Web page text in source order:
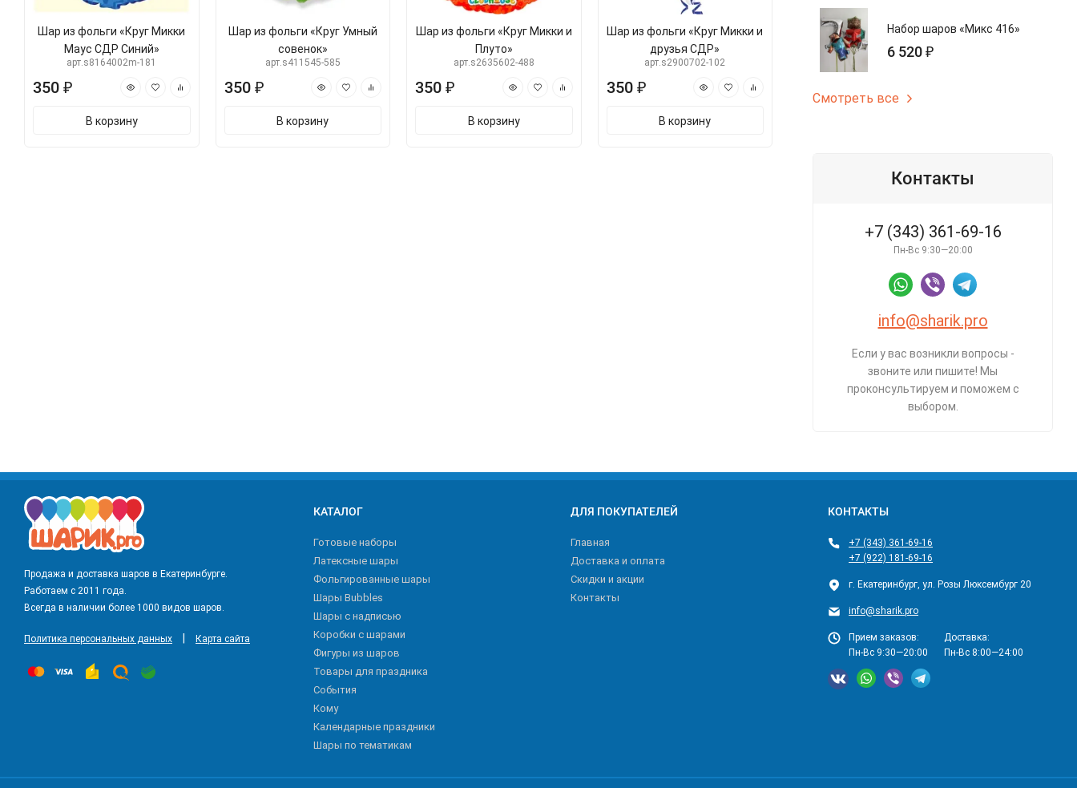
Шар из фольги «Круг Микки
Маус СДР Синий»
арт.s8164002m-181
350 ₽
В корзину
Шар из фольги «Круг Умный
совенок»
арт.s411545-585
350 ₽
В корзину
Шар из фольги «Круг Микки и
Плуто»
арт.s2635602-488
350 ₽
В корзину
Шар из фольги «Круг Микки и
друзья СДР»
арт.s2900702-102
350 ₽
В корзину
Шар из фольги «Круг Узор С
Днем рождения»
арт.s754399-236
Шар из фольги
Набор шаров «Микс 416»
6 520 ₽
Смотреть все
Контакты
+7 (343) 361-69-16
Пн-Вс 9:30—20:00
info@sharik.pro
Если у вас возникли вопросы -
звоните или пишите! Мы
проконсультируем и поможем с
выбором.
Продажа и доставка шаров в Екатеринбурге.
Работаем с 2011 года.
Всегда в наличии более 1000 видов шаров.
Политика персональных данных Карта сайта
КАТАЛОГ
Готовые наборы
Латексные шары
Фольгированные шары
Шары Bubbles
Шары с надписью
Коробки с шарами
Фигуры из шаров
Товары для праздника
События
Кому
Календарные праздники
Шары по тематикам
ДЛЯ ПОКУПАТЕЛЕЙ
Главная
Доставка и оплата
Скидки и акции
Контакты
КОНТАКТЫ
+7 (343) 361-69-16
+7 (922) 181-69-16
г. Екатеринбург, ул. Розы Люксембург 20
info@sharik.pro
Прием заказов:
Пн-Вс 9:30—20:00
Доставка:
Пн-Вс 8:00—24:00